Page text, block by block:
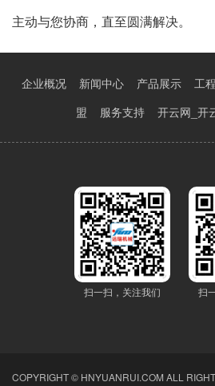
主动与您协商，直至圆满解决。
企业概况 新闻中心 产品展示 工
盟
服务支持 开云网_开
扫一扫，关注我们 扫
COPYRIGHT © HNYUANRUI.COM ALL